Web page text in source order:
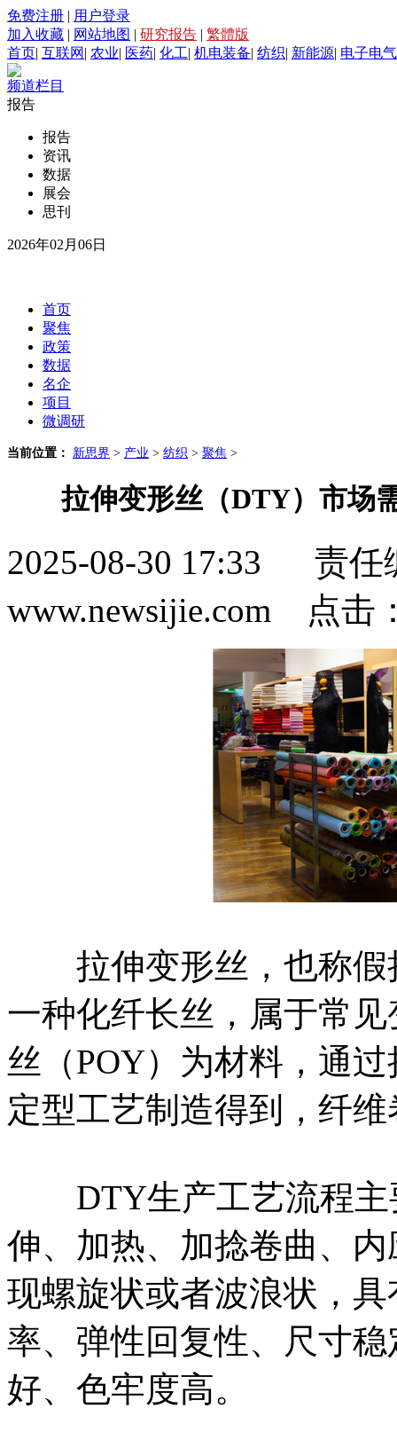
免费注册 | 用户登录
加入收藏 | 网站地图 | 研究报告 | 繁體版
首页| 互联网 | 农业| 医药| 化工| 机电装备| 纺织| 新能源| 电子电气
频道栏目
报告
报告
资讯
数据
展会
思刊
2026年02月06日
首页
聚焦
政策
数据
名企
项目
微调研
当前位置： 新思界 > 产业 > 纺织 > 聚焦 >
拉伸变形丝（DTY）市场
2025-08-30 17:33 责
www.newsijie.com 点击
拉伸变形丝，也称假
一种化纤长丝，属于常
丝（POY）为材料，通
定型工艺制造得到，纤
DTY生产工艺流程主
伸、加热、加捻卷曲、
现螺旋状或者波浪状，
率、弹性回复性、尺寸
好、色牢度高。